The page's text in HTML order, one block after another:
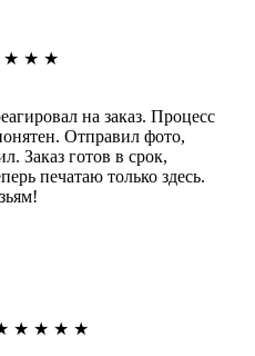
★ ★ ★
на заказ. Процесс
Отправил фото,
Заказ готов в срок,
печатаю только здесь.
★ ★ ★ ★